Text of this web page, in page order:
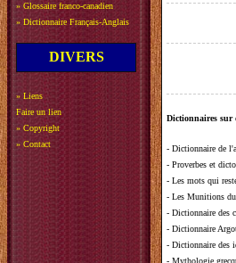
» Glossaire franco-canadien
» Dictionnaire Français-Anglais
DIVERS
» Liens
Faire un lien
» Copyright
» Contact
Dictionnaires sur
- Dictionnaire de
- Proverbes et
- Les mots qui
- Les Munitions
- Dictionnaire des
- Dictionnaire
- Dictionnaire des
- Mythologie